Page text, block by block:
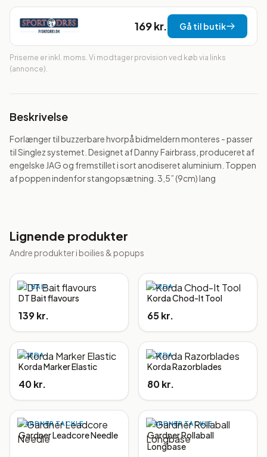
169 kr. Gå til butik
Priserne er inkl. moms. Vi modtager provision ved køb via links
(annonce).
Beskrivelse
Forlænger til buzzerbare hvorpå bidmeldern monteres - passer
til Singlez systemet. Designet af Danny Fairbrass, produceret af
engelske JAG og fremstillet i sort anodiseret aluminium. Toppen
af poppen indenfor stangopsætning. 3,5” (9cm) lang
Lignende produkter
Andre produkter i boilies & popups
DT BAIT
DT Bait flavours
139 kr.
KORDA
Korda Chod-It Tool
65 kr.
KORDA
Korda Marker Elastic
40 kr.
KORDA
Korda Razorblades
80 kr.
GARDNER TACKLE
Gardner Leadcore Needle
GARDNER TACKLE
Gardner Rollaball
Longbase